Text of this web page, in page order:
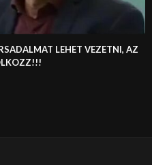
LEHET VEZETNI, AZ